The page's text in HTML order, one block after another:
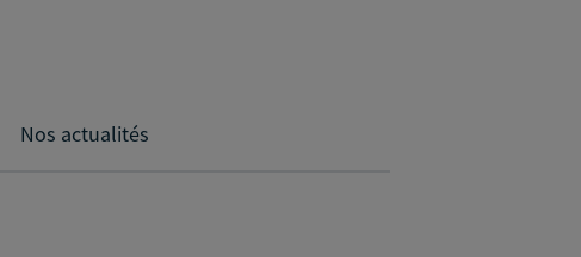
Nos actualités